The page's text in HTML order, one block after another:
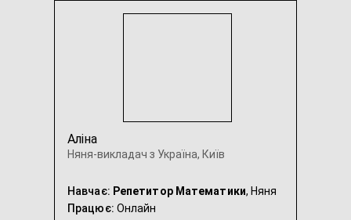
Аліна
Няня-викладач з Україна, Київ
Навчає: Репетитор Математики, Няня
Працює: Онлайн